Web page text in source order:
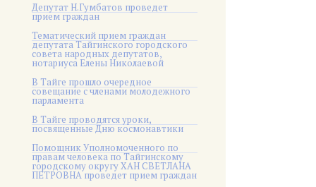
Депутат Н.Гумбатов проведет
прием граждан
Тематический прием граждан
депутата Тайгинского городского
совета народных депутатов,
нотариуса Елены Николаевой
В Тайге прошло очередное
совещание с членами молодежного
парламента
В Тайге проводятся уроки,
посвященные Дню космонавтики
Помощник Уполномоченного по
правам человека по Тайгинскому
городскому округу ХАН СВЕТЛАНА
ПЕТРОВНА проведет прием граждан